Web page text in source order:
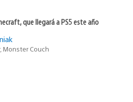
que llegará a PS5 este año
Monster Couch